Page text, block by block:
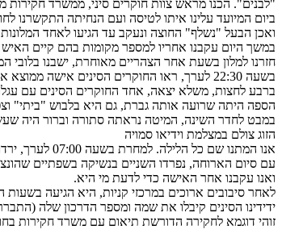
"לבנים". הכנו מראש צוות חוקרים סיני, ממשרד חקירות
ביום המיועד עלינו איתו לטיסה ועם הנחיתה התקשרנו
ואכן הבעל "נשלף" החוצה ונעקב עד הגיעו לאחד
במשך היום עקבנו אחריו למספר מקומות בהם קיים האיש
חזרנו למלון בשעת אחר הצהריים מאוחרת, ישבנו בלובי
בשעה 22:30 לערך, ראו החוקרים הסינים אישה ממוצא אירופאי, בסביבות גיל ה-40, לבושה באלגנטיות עם תיק גדול בידה, דופקת על דלת חדרו של הבעל. הדלת נפתחה והיא נבלעה בפנים.
הספה היתה שרועה אותה גברת, גם היא בלבוש "ביתי"
במבט לחדר השינה, המיטה נראתה סתורה וברור היה
הזוג צולם במצלמת וידיאו סמויה
אנו המתנו שם כל הלילה. למחרת בשעה 07:00 לערך, ירדו השניים לאכול ארוחת בוקר במלון. הפעם שניהם היו לבושים טיפ-טופ.
עם סיום הארוחה, נפרדו השניים בנשיקה בשפתיים
ואנו עקבנו אחר האישה כדי לדעת מי היא.
לאחר סיבובים ארוכים במרכזי קניות, היא הגיעה בשעות
ידידינו הסינים קיבלו את שמה ומספר הדרכון שלה
זוהי דוגמא לחקירה הדורשת תיאום עם משרד חקירות